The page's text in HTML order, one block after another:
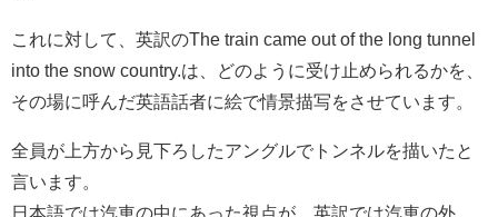
これに対して、英訳のThe train came out of the long tunnel
into the snow country.は、どのように受け止められるかを、
その場に呼んだ英語話者に絵で情景描写をさせています。
全員が上方から見下ろしたアングルでトンネルを描いたと
言います。
日本語では汽車の中にあった視点が、英訳では汽車の外、